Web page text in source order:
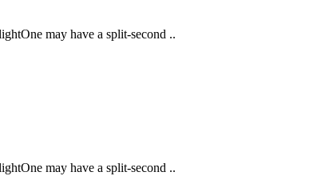
may have a split-second ..
may have a split-second ..